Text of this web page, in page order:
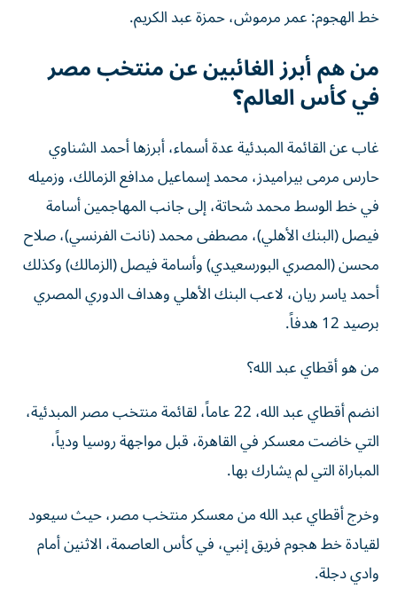
خط الهجوم: عمر مرموش، حمزة عبد الكريم.
من هم أبرز الغائبين عن منتخب مصر
في كأس العالم؟
غاب عن القائمة المبدئية عدة أسماء، أبرزها أحمد الشناوي
حارس مرمى بيراميدز، محمد إسماعيل مدافع الزمالك، وزميله
في خط الوسط محمد شحاتة، إلى جانب المهاجمين أسامة
فيصل (البنك الأهلي)، مصطفى محمد (نانت الفرنسي)، صلاح
محسن (المصري البورسعيدي) وأسامة فيصل (الزمالك) وكذلك
أحمد ياسر ريان، لاعب البنك الأهلي وهداف الدوري المصري
برصيد 12 هدفاً.
من هو أقطاي عبد الله؟
انضم أقطاي عبد الله، 22 عاماً، لقائمة منتخب مصر المبدئية،
التي خاضت معسكر في القاهرة، قبل مواجهة روسيا ودياً،
المباراة التي لم يشارك بها.
وخرج أقطاي عبد الله من معسكر منتخب مصر، حيث سيعود
لقيادة خط هجوم فريق إنبي، في كأس العاصمة، الاثنين أمام
وادي دجلة.